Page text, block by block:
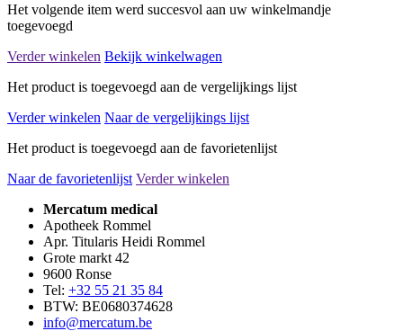
Het volgende item werd succesvol aan uw winkelmandje
toegevoegd
Verder winkelen Bekijk winkelwagen
Het product is toegevoegd aan de vergelijkings lijst
Verder winkelen Naar de vergelijkings lijst
Het product is toegevoegd aan de favorietenlijst
Naar de favorietenlijst Verder winkelen
Mercatum medical
Apotheek Rommel
Apr. Titularis Heidi Rommel
Grote markt 42
9600 Ronse
Tel: +32 55 21 35 84
BTW: BE0680374628
info@mercatum.be